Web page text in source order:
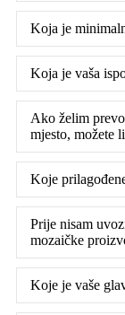
Koja je
Koja je vaša
Ako želim
mjesto, možete
Koje
Prije nisam
mozaičke
Koje je vaše